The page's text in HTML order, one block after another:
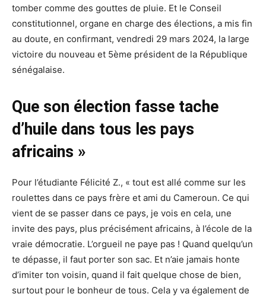
tomber comme des gouttes de pluie. Et le Conseil
constitutionnel, organe en charge des élections, a mis fin
au doute, en confirmant, vendredi 29 mars 2024, la large
victoire du nouveau et 5ème président de la République
sénégalaise.
Que son élection fasse tache
d’huile dans tous les pays
africains »
Pour l’étudiante Félicité Z., « tout est allé comme sur les
roulettes dans ce pays frère et ami du Cameroun. Ce qui
vient de se passer dans ce pays, je vois en cela, une
invite des pays, plus précisément africains, à l’école de la
vraie démocratie. L’orgueil ne paye pas ! Quand quelqu’un
te dépasse, il faut porter son sac. Et n’aie jamais honte
d’imiter ton voisin, quand il fait quelque chose de bien,
surtout pour le bonheur de tous. Cela y va également de